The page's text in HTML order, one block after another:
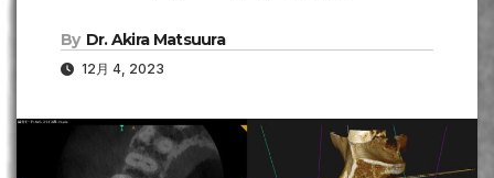
By Dr. Akira Matsuura
12月 4, 2023